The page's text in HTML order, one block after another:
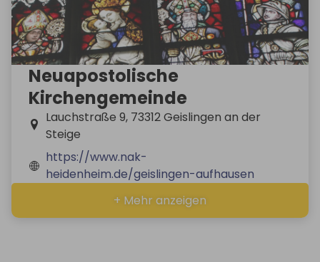
Neuapostolische
Kirchengemeinde
Lauchstraße 9, 73312 Geislingen an der
Steige
https://www.nak-
heidenheim.de/geislingen-aufhausen
+ Mehr anzeigen